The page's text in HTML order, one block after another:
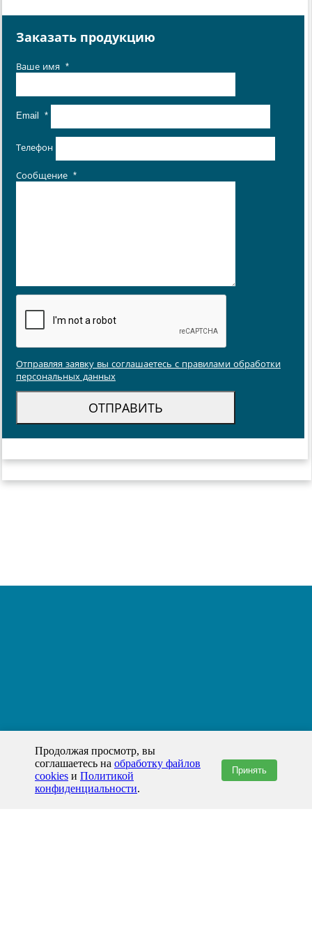
Заказать продукцию
Ваше имя *
Email *
Телефон
Сообщение *
Отправляя заявку вы соглашаетесь с правилами обработки
персональных данных
Продолжая просмотр, вы
соглашаетесь на обработку файлов
cookies и Политикой
конфиденциальности.
Принять